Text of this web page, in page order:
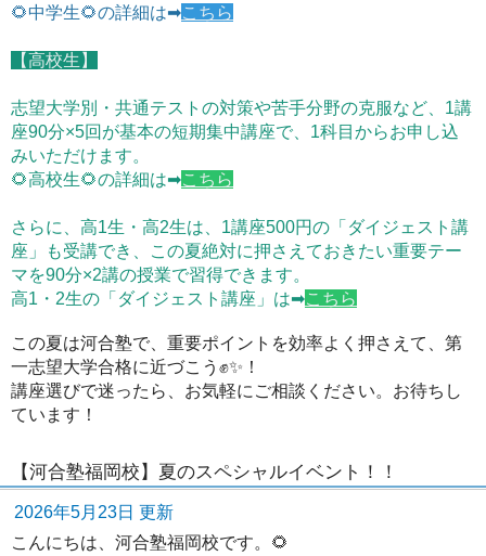
🌻中学生🌻の詳細は➡こちら
【高校生】
志望大学別・共通テストの対策や苦手分野の克服など、1講
座90分×5回が基本の短期集中講座で、1科目からお申し込
みいただけます。
🌻高校生🌻の詳細は➡こちら
さらに、高1生・高2生は、1講座500円の「ダイジェスト講
座」も受講でき、この夏絶対に押さえておきたい重要テー
マを90分×2講の授業で習得できます。
高1・2生の「ダイジェスト講座」は➡こちら
この夏は河合塾で、重要ポイントを効率よく押さえて、第
一志望大学合格に近づこう✊✨！
講座選びで迷ったら、お気軽にご相談ください。お待ちし
ています！
【河合塾福岡校】夏のスペシャルイベント！！
2026年5月23日 更新
こんにちは、河合塾福岡校です。🌻